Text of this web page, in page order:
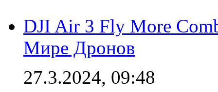
DJI Air 3 Fly More
Мире Дронов
27.3.2024, 09:48